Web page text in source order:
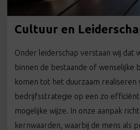
Cultuur en
Onder leiderschap verstaan wij dat
binnen de bestaande of wenselijke
komen tot het duurzaam realiseren
bedrijfsstrategie op een zo
mogelijke wijze. In onze aanpak
kernwaarden, waarbij de mens als